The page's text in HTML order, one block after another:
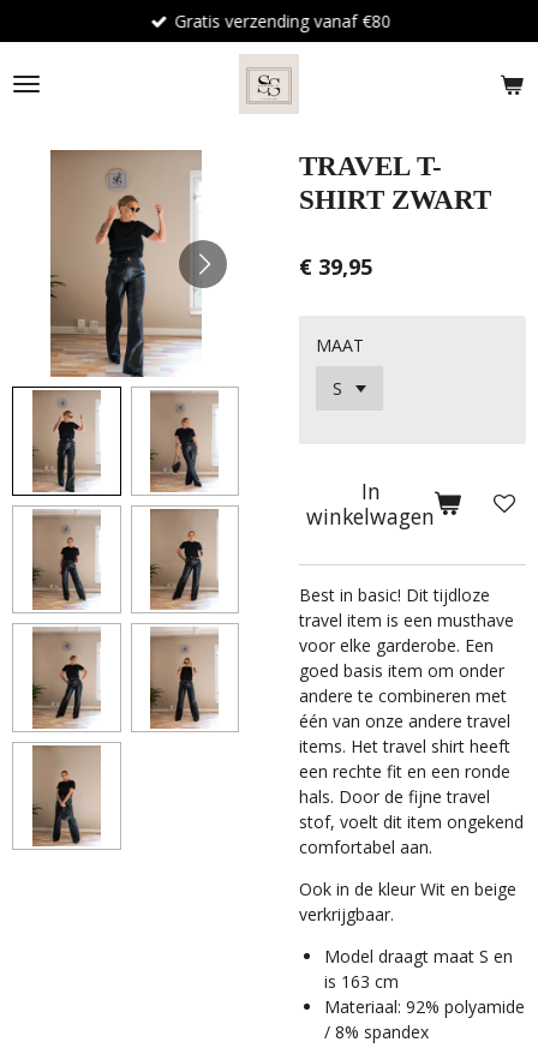
direct
naar
de
Gratis verzending vanaf €80
TRAVEL T-
SHIRT ZWART
€ 39,95
MAAT
In
winkelwagen
Best in basic! Dit tijdloze
travel item is een musthave
voor elke garderobe. Een
goed basis item om onder
andere te combineren met
één van onze andere travel
items. Het travel shirt heeft
een rechte fit en een ronde
hals. Door de fijne travel
stof, voelt dit item ongekend
comfortabel aan.
Ook in de kleur Wit en beige
verkrijgbaar.
Model draagt maat S en
is 163 cm
Materiaal: 92% polyamide
/ 8% spandex